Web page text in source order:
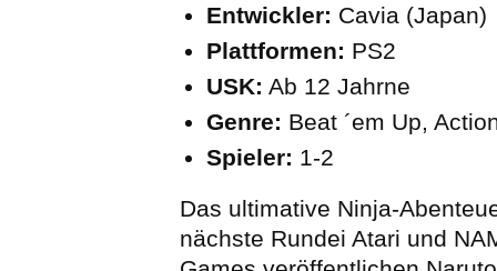
Entwickler: Cavia (Japan)
Plattformen: PS2
USK: Ab 12 Jahrne
Genre: Beat ´em Up,
Spieler: 1-2
Das ultimative Ninja-
nächste Rundei Atari und